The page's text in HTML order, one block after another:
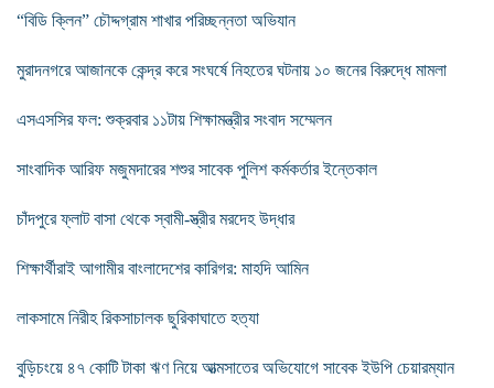
“বিডি ক্লিন” চৌদ্দগ্রাম শাখার পরিচ্ছন্নতা অভিযান
মুরাদনগরে আজানকে কেন্দ্র করে সংঘর্ষে নিহতের ঘটনায় ১০ জনের বিরুদ্ধে মামলা
এসএসসির ফল: শুক্রবার ১১টায় শিক্ষামন্ত্রীর সংবাদ সম্মেলন
সাংবাদিক আরিফ মজুমদারের শশুর সাবেক পুলিশ কর্মকর্তার ইন্তেকাল
চাঁদপুরে ফ্লাট বাসা থেকে স্বামী-স্ত্রীর মরদেহ উদ্ধার
শিক্ষার্থীরাই আগামীর বাংলাদেশের কারিগর: মাহদি আমিন
লাকসামে নিরীহ রিকসাচালক ছুরিকাঘাতে হত্যা
বুড়িচংয়ে ৪৭ কোটি টাকা ঋণ নিয়ে আত্মসাতের অভিযোগে সাবেক ইউপি চেয়ারম্যান